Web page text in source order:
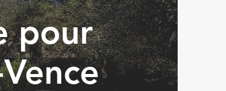
pour